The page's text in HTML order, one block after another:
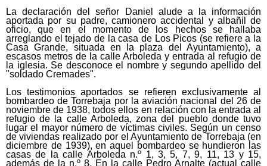
La declaración del señor Daniel alude a la información
aportada por su padre, camionero accidental y albañil de
oficio, que en el momento de los hechos se hallaba
arreglando el tejado de la casa de Los Picos (se refiere a la
Casa Grande, situada en la plaza del Ayuntamiento), a
escasos metros de la calle Arboleda y entrada al refugio de
la iglesia. Se desconoce el nombre y segundo apellido del
"soldado Cremades".
Los testimonios aportados se refieren exclusivamente al
bombardeo de Torrebaja por la aviación nacional del 26 de
noviembre de 1938, todos ellos en relación con la entrada al
refugio de la calle Arboleda, zona del pueblo donde tuvo
lugar el mayor número de víctimas civiles. Según un censo
de viviendas realizado por el Ayuntamiento de Torrebaja (en
diciembre de 1939), en aquel bombardeo se hundieron las
casas de la calle Arboleda n.º 1, 3, 5, 7, 9, 11, 13 y 15,
además de la n.º 8. En la calle Pedro Arnalte (actual calle